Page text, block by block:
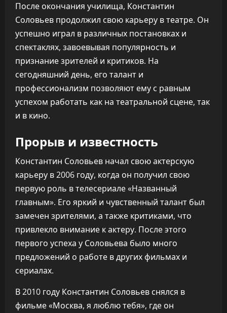
После окончания училища, Константин
Соловьев продолжил свою карьеру в театре. Он
успешно играл в различных постановках и
спектаклях, завоевывая популярность и
признание зрителей и критиков. На
сегодняшний день, его талант и
профессионализм позволяют ему с равным
успехом работать как на театральной сцене, так
и в кино.
Прорыв и известность
Константин Соловьев начал свою актерскую
карьеру в 2006 году, когда он получил свою
первую роль в телесериале «Названный
главным». Его яркий и чувственный талант был
замечен зрителями, а также критиками, что
привлекло внимание к актеру. После этого
первого успеха у Соловьева было много
предложений о работе в других фильмах и
сериалах.
В 2010 году Константин Соловьев снялся в
фильме «Москва, я люблю тебя», где он